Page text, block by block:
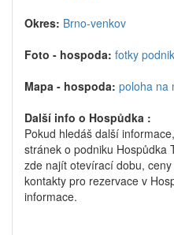
Okres: Brno-venkov
Foto - hospoda: fotky
Mapa - hospoda: poloha na
Další info o Hospůdka :
Pokud hledáš další
stránek o podniku Hospůdka
zde najít otevírací dobu,
kontakty pro rezervace v
informace.